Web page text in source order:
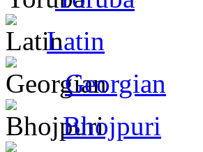
Latin
Georgian
Bhojpuri